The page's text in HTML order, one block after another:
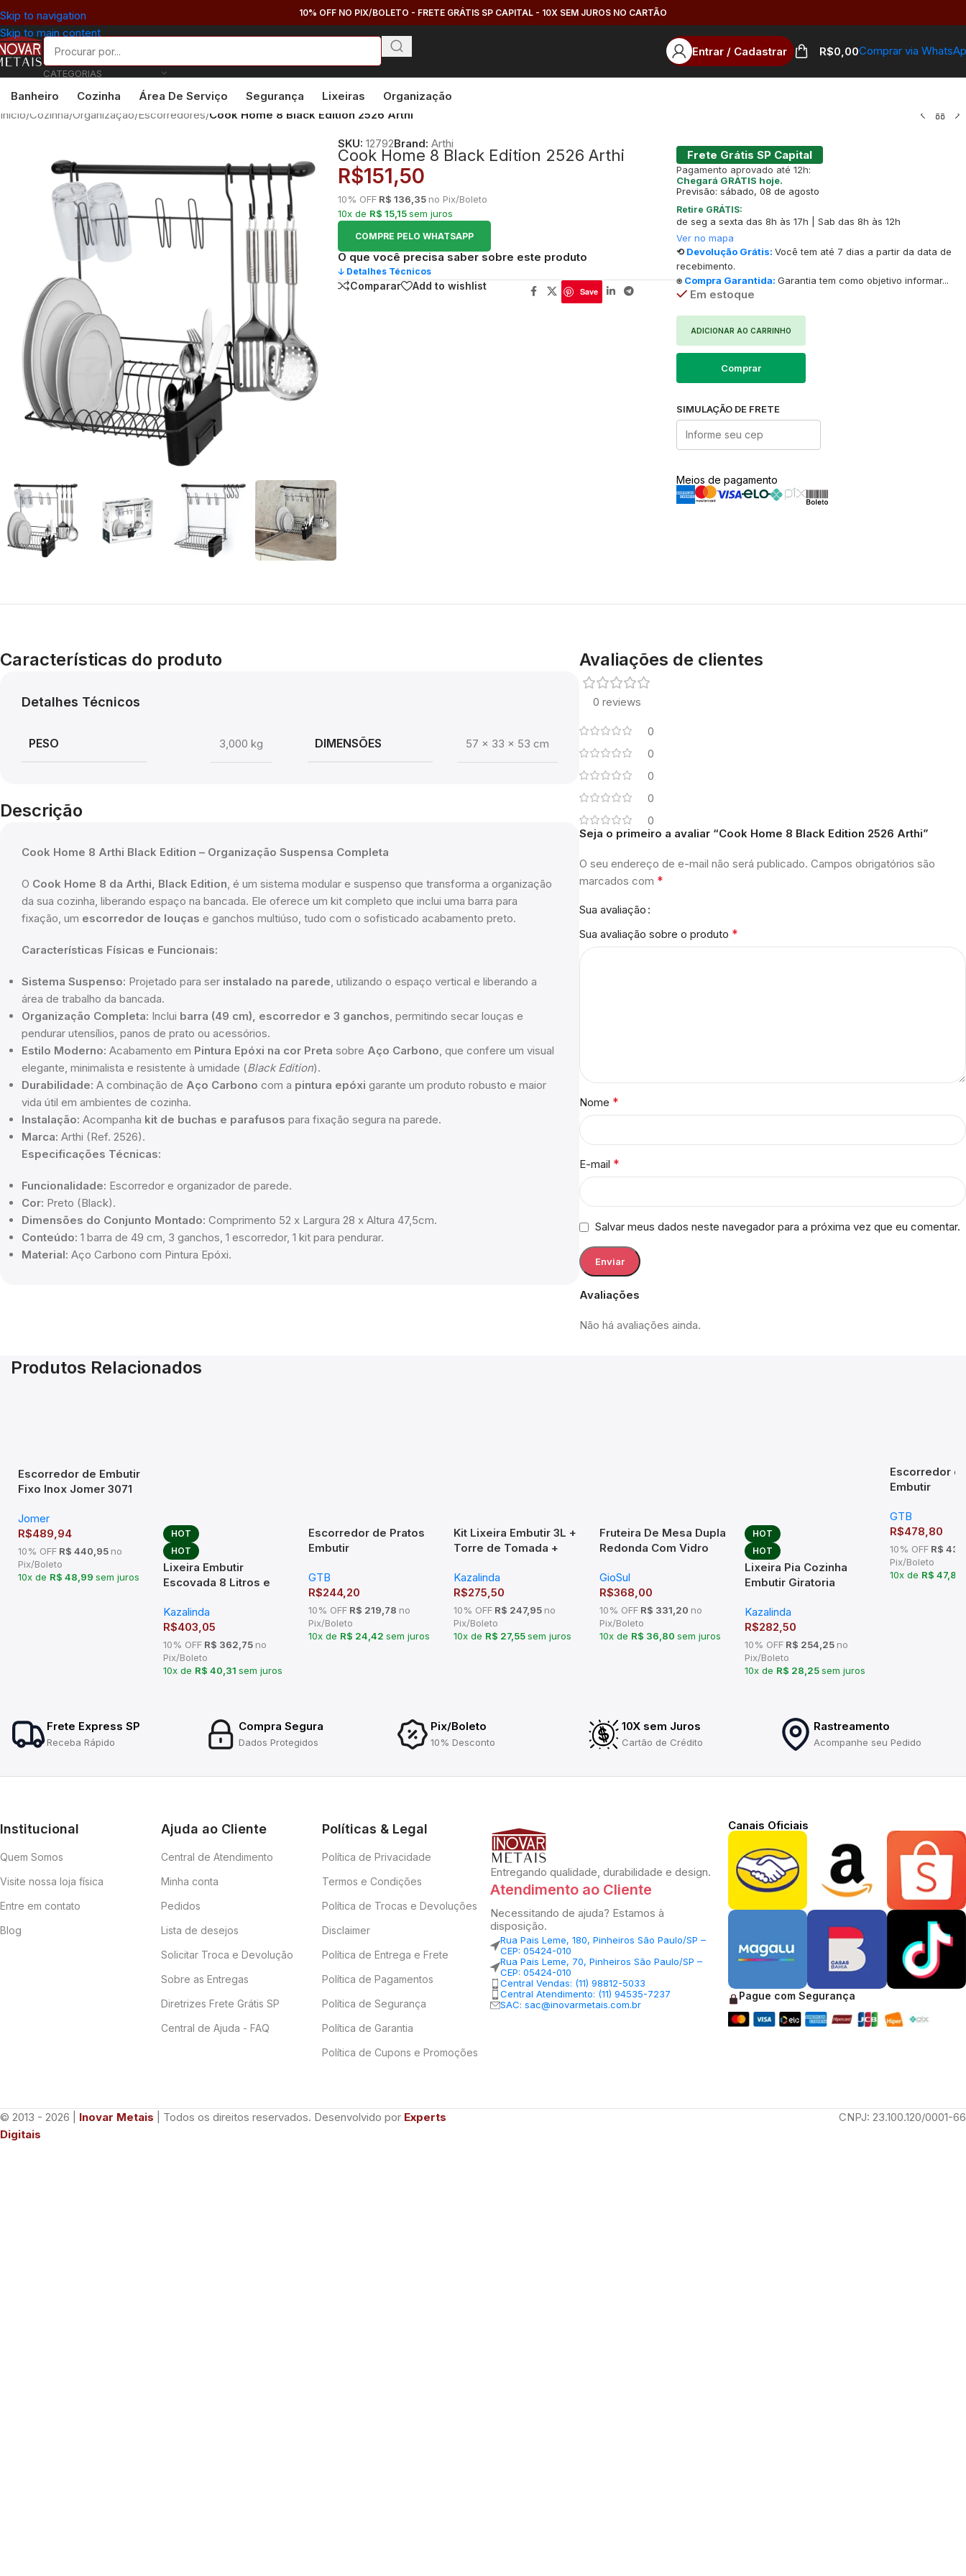
Skip to navigation
Skip to main content
10% OFF NO PIX/BOLETO - FRETE GRÁTIS SP CAPITAL - 10X SEM JUROS NO CARTÃO
CATEGORIAS
Entrar / Cadastrar R$0,00Comprar via
Banheiro Cozinha Área De Serviço Segurança Lixeiras
Organização
Início/Cozinha/Organização/Escorredores/Cook Home 8 Black Edition 2526 Arthi
SKU:12792Brand:Arthi
Cook Home 8 Black Edition 2526 Arthi
R$151,50
10% OFF R$ 136,35 no Pix/Boleto
10x de R$ 15,15sem juros
COMPRE PELO WHATSAPP
O que você precisa saber sobre este produto
🡣 Detalhes Técnicos
Comparar Add to wishlist Save
Frete Grátis SP Capital
Pagamento aprovado até 12h:
Chegará GRÁTIS hoje.
Previsão: sábado, 08 de agosto
Retire GRÁTIS:
de seg a sexta das 8h às 17h | Sab das 8h às 12h
Ver no mapa
⟲ Devolução Grátis: Você tem até 7 dias a partir da data de
recebimento.
⍟ Compra Garantida: Garantia tem como objetivo informar...
Em estoque
ADICIONAR AO CARRINHO
Comprar
SIMULAÇÃO DE FRETE
Meios de pagamento
Características do produto
Detalhes Técnicos
PESO 3,000 kg DIMENSÕES 57 × 33 × 53 cm
Descrição
Cook Home 8 Arthi Black Edition – Organização Suspensa Completa
O Cook Home 8 da Arthi, Black Edition, é um sistema modular e suspenso que transforma a organização
da sua cozinha, liberando espaço na bancada. Ele oferece um kit completo que inclui uma barra para
fixação, um escorredor de louças e ganchos multiúso, tudo com o sofisticado acabamento preto.
Características Físicas e Funcionais:
Sistema Suspenso: Projetado para ser instalado na parede, utilizando o espaço vertical e liberando a
área de trabalho da bancada.
Organização Completa: Inclui barra (49 cm), escorredor e 3 ganchos, permitindo secar louças e
pendurar utensílios, panos de prato ou acessórios.
Estilo Moderno: Acabamento em Pintura Epóxi na cor Preta sobre Aço Carbono, que confere um visual
elegante, minimalista e resistente à umidade (Black Edition).
Durabilidade: A combinação de Aço Carbono com a pintura epóxi garante um produto robusto e maior
vida útil em ambientes de cozinha.
Instalação: Acompanha kit de buchas e parafusos para fixação segura na parede.
Marca: Arthi (Ref. 2526).
Especificações Técnicas:
Funcionalidade: Escorredor e organizador de parede.
Cor: Preto (Black).
Dimensões do Conjunto Montado: Comprimento 52 x Largura 28 x Altura 47,5cm.
Conteúdo: 1 barra de 49 cm, 3 ganchos, 1 escorredor, 1 kit para pendurar.
Material: Aço Carbono com Pintura Epóxi.
Avaliações de clientes
0 reviews
0
0
0
0
0
Avaliações
Não há avaliações ainda.
Seja o primeiro a avaliar “Cook Home 8 Black Edition 2526 Arthi”
O seu endereço de e-mail não será publicado. Campos obrigatórios são
marcados com *
Sua avaliação
Sua avaliação sobre o produto *
Nome *
E-mail *
Salvar meus dados neste navegador para a próxima vez que eu comentar.
Produtos Relacionados
Escorredor de Embutir
Fixo Inox Jomer 3071
Jomer
R$489,94
10% OFF R$ 440,95 no
Pix/Boleto
10x de R$ 48,99 sem juros
HOT
HOT
Lixeira Embutir
Escovada 8 Litros e
Inox Escovado
Kazalinda
R$403,05
10% OFF R$ 362,75 no
Pix/Boleto
10x de R$ 40,31sem juros
Escorredor de Pratos
Embutir
600mm Cromado
GTB
R$244,20
10% OFF R$ 219,78 no
Pix/Boleto
10x de R$ 24,42sem juros
Kit Lixeira Embutir 3L +
Torre de Tomada +
Kazalinda
R$275,50
10% OFF R$ 247,95 no
Pix/Boleto
10x de R$ 27,55sem juros
Fruteira De Mesa Dupla
Redonda Com Vidro
GioSul
R$368,00
10% OFFR$ 331,20 no
Pix/Boleto
10x de R$ 36,80 sem juros
HOT
HOT
Lixeira Pia Cozinha
Embutir Giratoria
Kazalinda
R$282,50
10% OFFR$ 254,25 no
Pix/Boleto
10x de R$ 28,25sem juros
Escorredor
Embutir
800mm Inox
GTB
R$478,80
10% OFFR$
Pix/Boleto
10x de R$ 47,88
Frete Express SP
Receba Rápido
Compra Segura
Dados Protegidos
Pix/Boleto
10% Desconto
10X sem Juros
Cartão de Crédito
Rastreamento
Acompanhe seu Pedido
Institucional
Quem Somos
Visite nossa loja física
Entre em contato
Blog
Ajuda ao Cliente
Central de Atendimento
Minha conta
Pedidos
Lista de desejos
Solicitar Troca e Devolução
Sobre as Entregas
Diretrizes Frete Grátis SP
Central de Ajuda - FAQ
Políticas & Legal
Política de Privacidade
Termos e Condições
Política de Trocas e Devoluções
Disclaimer
Política de Entrega e Frete
Política de Pagamentos
Política de Segurança
Política de Garantia
Política de Cupons e Promoções
Entregando qualidade, durabilidade e design.
Atendimento ao Cliente
Necessitando de ajuda? Estamos à
disposição.
Rua Pais Leme, 180, Pinheiros São Paulo/SP –
CEP: 05424-010
Rua Pais Leme, 70, Pinheiros São Paulo/SP –
CEP: 05424-010
Central Vendas: (11) 98812-5033
Central Atendimento: (11) 94535-7237
SAC: sac@inovarmetais.com.br
Canais Oficiais
Pague com Segurança
© 2013 - 2026 | Inovar Metais | Todos os direitos reservados. Desenvolvido por Experts
Digitais
CNPJ: 23.100.120/0001-66